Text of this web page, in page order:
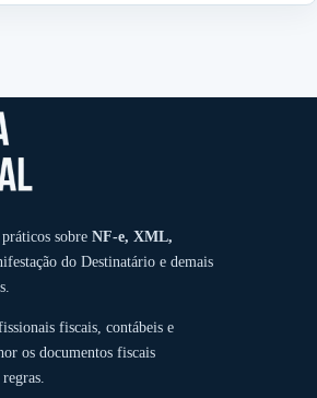
sobre NF-e, XML,
do Destinatário e demais
fiscais, contábeis e
os documentos fiscais